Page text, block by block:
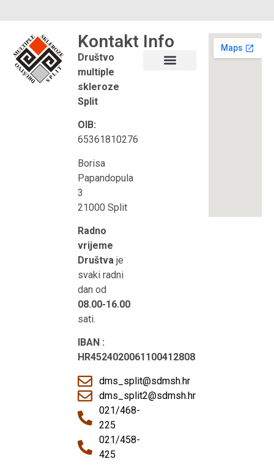
Kontakt
Društvo
multiple
skleroze
Split
OIB:
65361810276
Borisa
Papandopula
3
21000 Split
Radno
vrijeme
Društva je
svaki radni
dan od
08.00-16.00
sati.
IBAN :
HR4524020061100412808
dms_split@sdmsh.hr
dms_split2@sdmsh.hr
021/468-
225
021/458-
425
Info